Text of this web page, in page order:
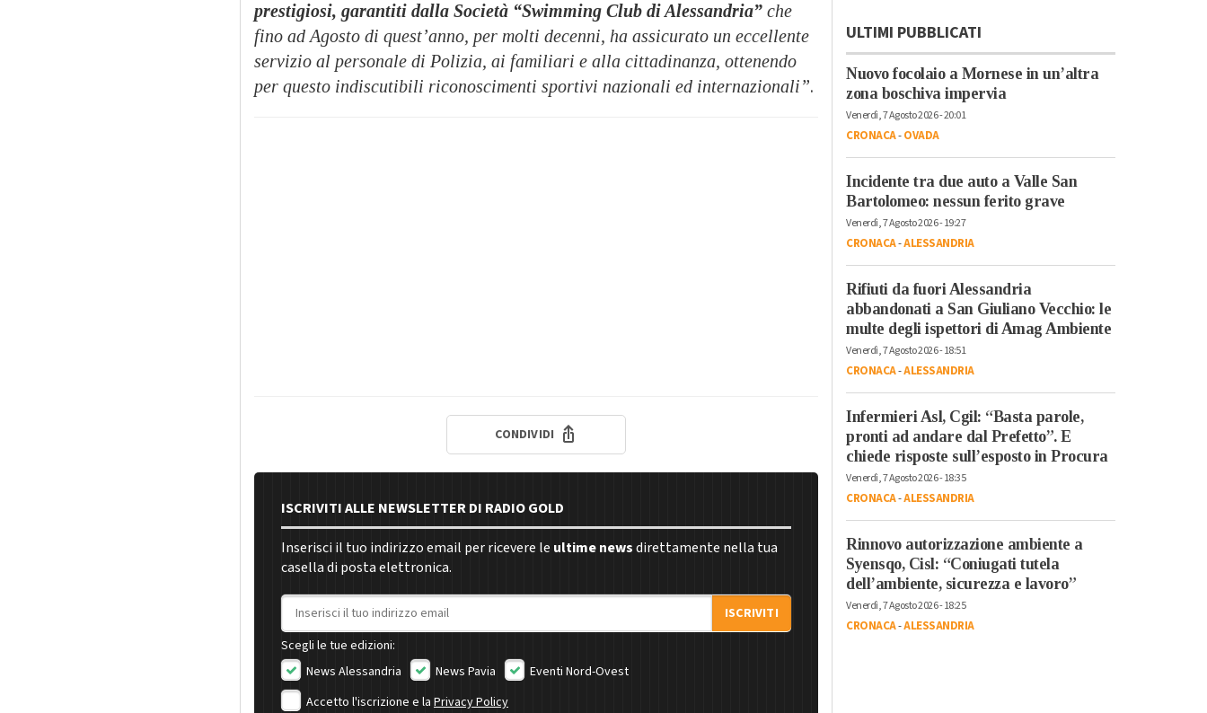
prestigiosi, garantiti dalla Società “Swimming Club diAlessandria” che
fino ad Agosto di quest’anno, per molti decenni, ha assicurato un eccellente
servizio al personale di Polizia, ai familiari e alla cittadinanza, ottenendo
per questo indiscutibili riconoscimenti sportivi nazionali ed internazionali”.
CONDIVIDI
ISCRIVITI ALLE NEWSLETTER DI RADIO GOLD
Inserisci il tuo indirizzo email per ricevere le ultime newsdirettamente nella tua
casella di posta elettronica.
Indirizzo email
ISCRIVITI
Scegli le tue edizioni:
News Alessandria
News Pavia
Eventi Nord-Ovest
Accetto l'iscrizione e la Privacy Policy
ULTIMI PUBBLICATI
Nuovo focolaio a Mornese in un’altra
zona boschiva impervia
Venerdì, 7 Agosto 2026 - 20:01
CRONACA-OVADA
Incidente tra due auto a Valle San
Bartolomeo: nessun ferito grave
Venerdì, 7 Agosto 2026 - 19:27
CRONACA-ALESSANDRIA
Rifiuti da fuori Alessandria
abbandonati a San Giuliano Vecchio: le
multe degli ispettori di Amag Ambiente
Venerdì, 7 Agosto 2026 - 18:51
CRONACA-ALESSANDRIA
Infermieri Asl, Cgil: “Basta parole,
pronti ad andare dal Prefetto”. E
chiede risposte sull’esposto in Procura
Venerdì, 7 Agosto 2026 - 18:35
CRONACA-ALESSANDRIA
Rinnovo autorizzazione ambiente a
Syensqo, Cisl: “Coniugati tutela
dell’ambiente, sicurezza e lavoro”
Venerdì, 7 Agosto 2026 - 18:25
CRONACA-ALESSANDRIA